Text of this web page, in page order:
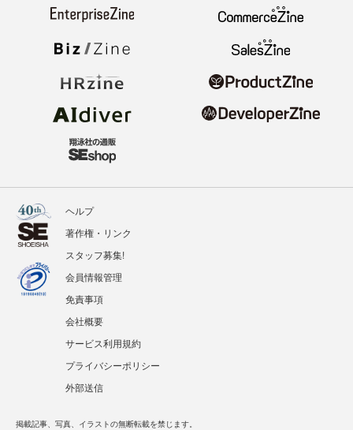
ヘルプ
著作権・リンク
スタッフ募集!
会員情報管理
免責事項
会社概要
サービス利用規約
プライバシーポリシー
外部送信
掲載記事、写真、イラストの無断転載を禁じます。